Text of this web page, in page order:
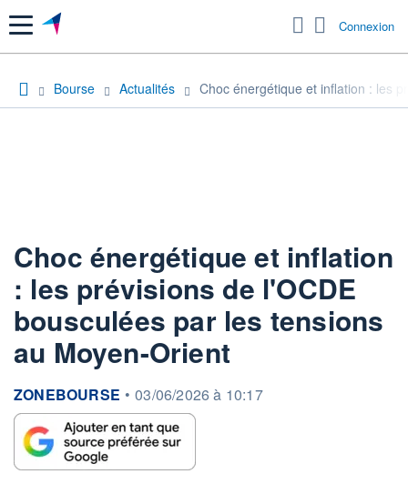
Menu Connexion
Bourse Actualités Choc énergétique et inflation : les
Choc énergétique et inflation
: les prévisions de l'OCDE
bousculées par les tensions
au Moyen-Orient
information fournie par
ZONEBOURSE • 03/06/2026 à 10:17